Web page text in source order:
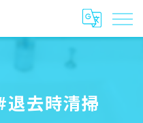
退去時清掃